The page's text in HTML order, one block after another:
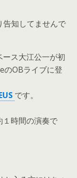
告知してませんで
ス大江公一が初
のOBライブに登
です。
時間の演奏で